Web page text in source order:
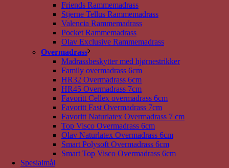
Friends Rammemadrass
Stjerne Tellus Rammemadrass
Valencia Rammemadrass
Pocket Rammemadrass
Olav Exclusive Rammemadrass
Overmadrass
Madrassbeskytter med hjørnestrikker
Family overmadrass 6cm
HR32 Overmadrass 6cm
HR45 Overmadrass 7cm
Favoritt Cellex overmadrass 6cm
Favoritt Fast Overmadrass 7cm
Favoritt Naturlatex Overmadrass 7 cm
Top Visco Overmadrass 6cm
Olav Naturlatex Overmadrass 6cm
Smart Polysoft Overmadrass 6cm
Smart Top Visco Overmadrass 6cm
Spesialmål